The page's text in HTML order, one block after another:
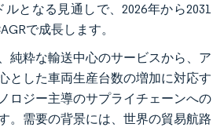
ルとなる見通しで、2026年から2031
で成長します。
純粋な輸送中心のサービスから、ア
とした車両生産台数の増加に対応す
ロジー主導のサプライチェーンへの
。需要の背景には、世界の貿易航路